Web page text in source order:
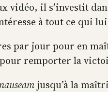
vidéo, il s’investit
à tout ce qui
par jour pour en
remporter la
jusqu’à la